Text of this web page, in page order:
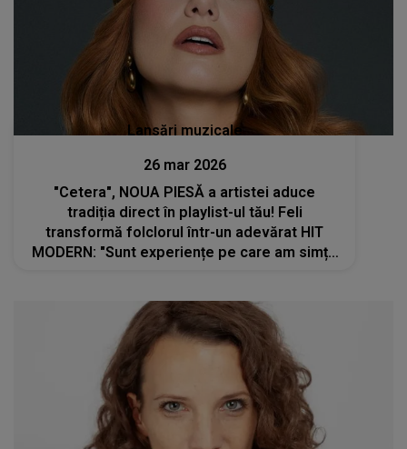
Lansări muzicale
26 mar 2026
"Cetera", NOUA PIESĂ a artistei aduce
tradiția direct în playlist-ul tău! Feli
transformă folclorul într-un adevărat HIT
MODERN: "Sunt experiențe pe care am simțit